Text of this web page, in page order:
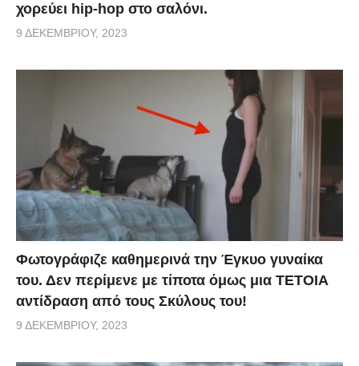
χορεύει hip-hop στο σαλόνι.
9 ΔΕΚΕΜΒΡΊΟΥ, 2023
Φωτογράφιζε καθημερινά την Έγκυο γυναίκα
του. Δεν περίμενε με τίποτα όμως μια ΤΕΤΟΙΑ
αντίδραση από τους Σκύλους του!
9 ΔΕΚΕΜΒΡΊΟΥ, 2023